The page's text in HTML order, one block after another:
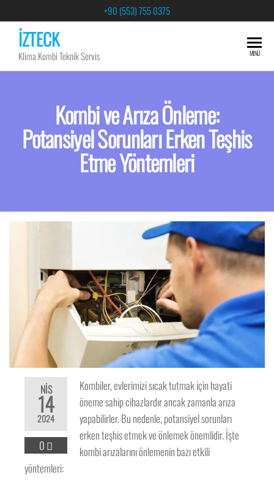
+90 (553) 755 0375
İZTECK
Klima Kombi Teknik Servis MENÜ
Kombi ve Arıza Önleme:
Potansiyel Sorunları Erken Teşhis
Etme Yöntemleri
NIS
14
2024
0
Kombiler, evlerimizi sıcak tutmak için hayati
öneme sahip cihazlardır ancak zamanla arıza
yapabilirler. Bu nedenle, potansiyel sorunları
erken teşhis etmek ve önlemek önemlidir. İşte
kombi arızalarını önlemenin bazı etkili
yöntemleri: